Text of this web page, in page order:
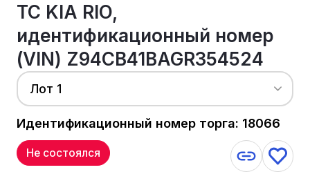
ТС KIA RIO,
идентификационный номер
(VIN) Z94CB41BAGR354524
Лот 1
Идентификационный номер торга: 18066
Не состоялся